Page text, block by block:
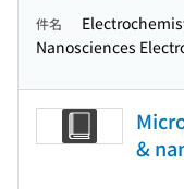
件名
Nanosciences
&